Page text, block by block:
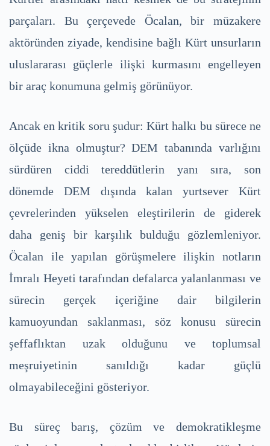
parçaları. Bu çerçevede Öcalan, bir müzakere
aktöründen ziyade, kendisine bağlı Kürt unsurların
uluslararası güçlerle ilişki kurmasını engelleyen
bir araç konumuna gelmiş görünüyor.
Ancak en kritik soru şudur: Kürt halkı bu sürece ne
ölçüde ikna olmuştur? DEM tabanında varlığını
sürdüren ciddi tereddütlerin yanı sıra, son
dönemde DEM dışında kalan yurtsever Kürt
çevrelerinden yükselen eleştirilerin de giderek
daha geniş bir karşılık bulduğu gözlemleniyor.
Öcalan ile yapılan görüşmelere ilişkin notların
İmralı Heyeti tarafından defalarca yalanlanması ve
sürecin gerçek içeriğine dair bilgilerin
kamuoyundan saklanması, söz konusu sürecin
şeffaflıktan uzak olduğunu ve toplumsal
meşruiyetinin sanıldığı kadar güçlü
olmayabileceğini gösteriyor.
Bu süreç barış, çözüm ve demokratikleşme